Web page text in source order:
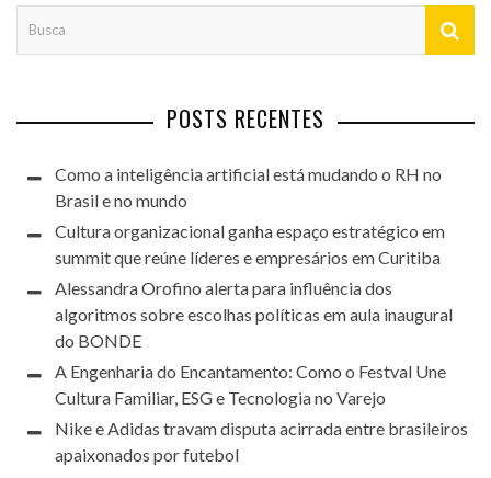
POSTS RECENTES
Como a inteligência artificial está mudando o RH no
Brasil e no mundo
Cultura organizacional ganha espaço estratégico em
summit que reúne líderes e empresários em Curitiba
Alessandra Orofino alerta para influência dos
algoritmos sobre escolhas políticas em aula inaugural
do BONDE
A Engenharia do Encantamento: Como o Festval Une
Cultura Familiar, ESG e Tecnologia no Varejo
Nike e Adidas travam disputa acirrada entre brasileiros
apaixonados por futebol